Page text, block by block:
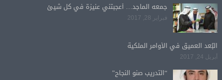
جمعه الماجد… أعجبتني عنيزة في كل شيئ
فبراير 28, 2017
البُعد العميق في الأوامر الملكية
أبريل 24, 2017
“التدريب صنو النجاح”